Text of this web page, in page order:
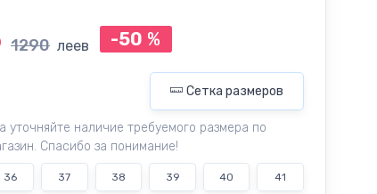
1290 леев -50 %
Сетка размеров
уточняйте наличие требуемого размера по
Спасибо за понимание!
36 37 38 39 40 41